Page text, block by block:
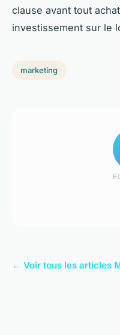
clause avant tout
investissement sur le
marketing
← Voir tous les articles